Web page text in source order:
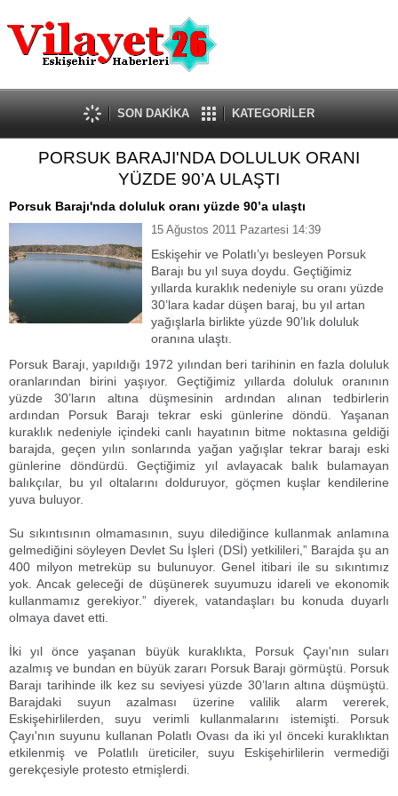
Güncel
Ekonomi
Politika
Eğitim
Spor
Kültür-Sanat
Röportaj
Tanıtım Yazısı
SON DAKİKA KATEGORİLER
PORSUK BARAJI'NDA DOLULUK ORANI
YÜZDE 90’A ULAŞTI
Porsuk Barajı'nda doluluk oranı yüzde 90’a ulaştı
15 Ağustos 2011 Pazartesi 14:39
Eskişehir ve Polatlı’yı besleyen Porsuk
Barajı bu yıl suya doydu. Geçtiğimiz
yıllarda kuraklık nedeniyle su oranı yüzde
30’lara kadar düşen baraj, bu yıl artan
yağışlarla birlikte yüzde 90’lık doluluk
oranına ulaştı.
Porsuk Barajı, yapıldığı 1972 yılından beri tarihinin en fazla doluluk
oranlarından birini yaşıyor. Geçtiğimiz yıllarda doluluk oranının
yüzde 30’ların altına düşmesinin ardından alınan tedbirlerin
ardından Porsuk Barajı tekrar eski günlerine döndü. Yaşanan
kuraklık nedeniyle içindeki canlı hayatının bitme noktasına geldiği
barajda, geçen yılın sonlarında yağan yağışlar tekrar barajı eski
günlerine döndürdü. Geçtiğimiz yıl avlayacak balık bulamayan
balıkçılar, bu yıl oltalarını dolduruyor, göçmen kuşlar kendilerine
yuva buluyor.
Su sıkıntısının olmamasının, suyu dilediğince kullanmak anlamına
gelmediğini söyleyen Devlet Su İşleri (DSİ) yetkilileri,” Barajda şu an
400 milyon metreküp su bulunuyor. Genel itibari ile su sıkıntımız
yok. Ancak geleceği de düşünerek suyumuzu idareli ve ekonomik
kullanmamız gerekiyor.” diyerek, vatandaşları bu konuda duyarlı
olmaya davet etti.
İki yıl önce yaşanan büyük kuraklıkta, Porsuk Çayı'nın suları
azalmış ve bundan en büyük zararı Porsuk Barajı görmüştü. Porsuk
Barajı tarihinde ilk kez su seviyesi yüzde 30’ların altına düşmüştü.
Barajdaki suyun azalması üzerine valilik alarm vererek,
Eskişehirlilerden, suyu verimli kullanmalarını istemişti. Porsuk
Çayı'nın suyunu kullanan Polatlı Ovası da iki yıl önceki kuraklıktan
etkilenmiş ve Polatlılı üreticiler, suyu Eskişehirlilerin vermediği
gerekçesiyle protesto etmişlerdi.